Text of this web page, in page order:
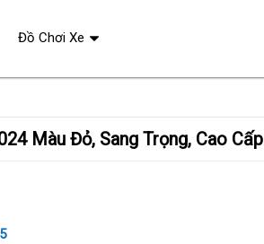
Màu Đỏ, Sang Trọng, Cao Cấp
Đồ Chơi Xe